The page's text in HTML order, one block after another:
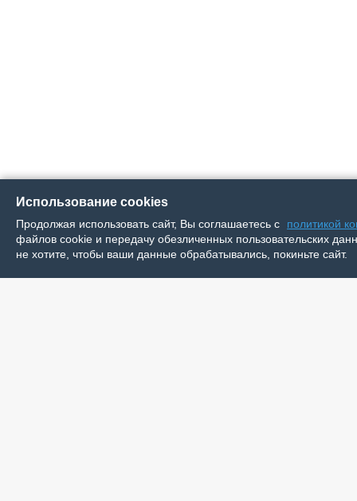
Использование cookies
Продолжая использовать сайт, Вы соглашаетесь с
политикой
файлов cookie и передачу обезличенных пользовательских
не хотите, чтобы ваши данные обрабатывались, покиньте сайт.